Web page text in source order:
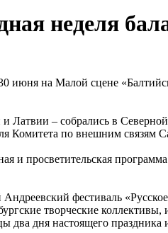
неделя
июня на Малой сцене
– собрались в
Комитета по внешним связям
и просветительская
фестиваль
творческие
дня настоящего праздника